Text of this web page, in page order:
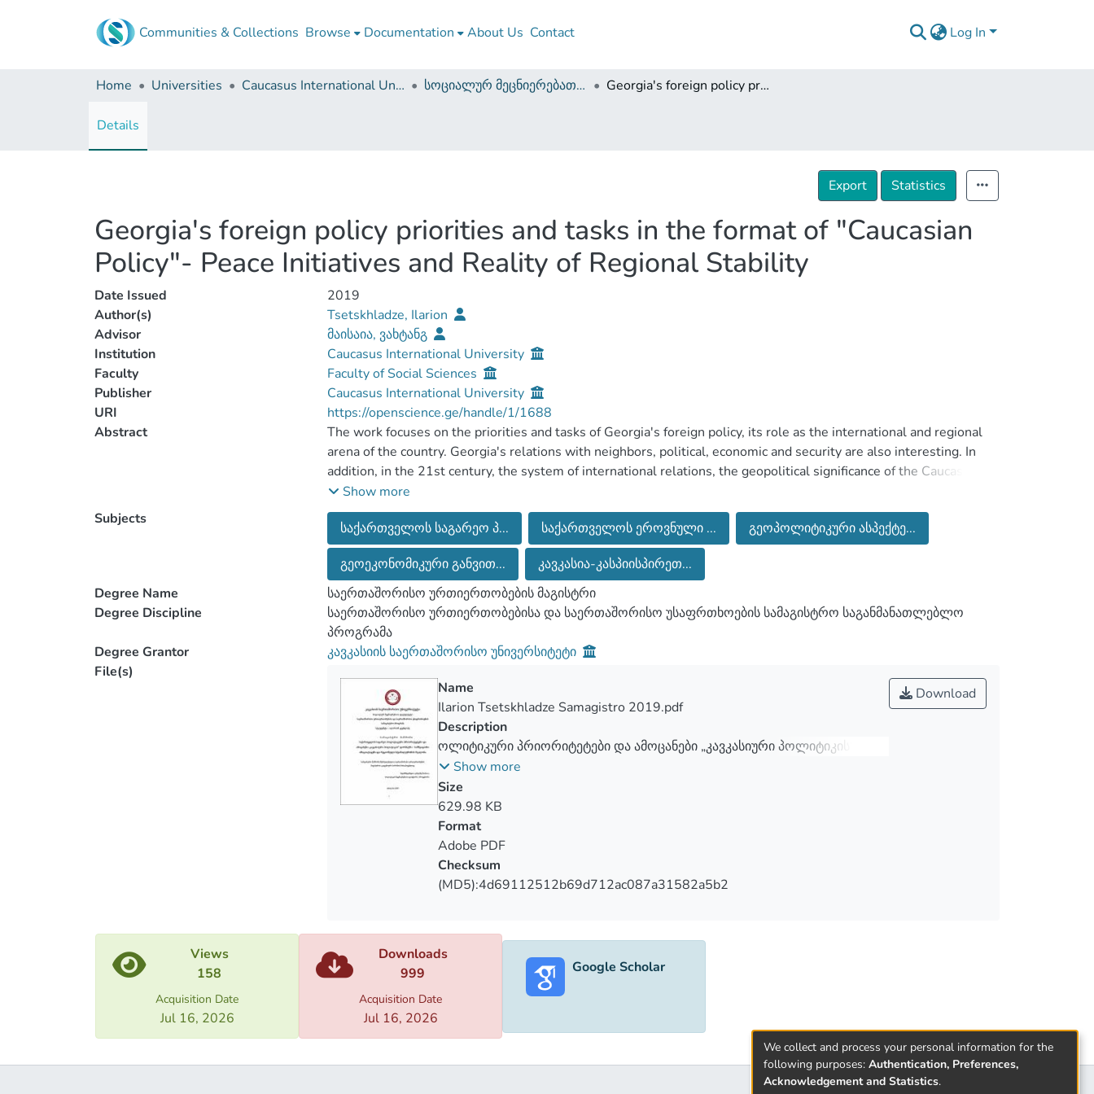
Communities & Collections Browse Documentation About Us Contact Log In
Home Universities Caucasus International University სოციალურ მეცნიერებათა ფაკულტეტი (დისერტაციები, სამაგისტრო ნაშრომები) Georgia's foreign policy priorities and tasks in the format of "Caucasian Policy"- Peace Initiatives and Reality of Regional Stability
Details
Export Statistics
Georgia's foreign policy priorities and tasks in the format of "Caucasian
Policy"- Peace Initiatives and Reality of Regional Stability
Date Issued
2019
Author(s)
Tsetskhladze, Ilarion
Advisor
მაისაია, ვახტანგ
Institution
Caucasus International University
Faculty
Faculty of Social Sciences
Publisher
Caucasus International University
URI
https://openscience.ge/handle/1/1688
Abstract
The work focuses on the priorities and tasks of Georgia's foreign policy, its role as the international and regional
arena of the country. Georgia's relations with neighbors, political, economic and security are also interesting. In
addition, in the 21st century, the system of international relations, the geopolitical significance of the Caucasus
region, which is determined by geopolitical and geo-economic factors, gradually coincides. Since 1991, when the
bipolar world has disappeared, the complex, political processes in the Caucasus have contributed to the
vulnerability of international security. That is why the question has been raised about the need for stability in the
region. The Georgian authorities have proposed how many peace initiatives that will contribute to the peaceful,
coexistence and conditions in the region.
Show more
Subjects
საქართველოს საგარეო პ... საქართველოს ეროვნული ...
გეოპოლიტიკური ასპექტე...
გეოეკონომიკური განვით...
კავკასია-კასპიისპირეთ...
Degree Name
საერთაშორისო ურთიერთობების მაგისტრი
Degree Discipline
საერთაშორისო ურთიერთობებისა და საერთაშორისო უსაფრთხოების სამაგისტრო საგანმანათლებლო
პროგრამა
Degree Grantor
კავკასიის საერთაშორისო უნივერსიტეტი
File(s)
Download
Name
Ilarion Tsetskhladze Samagistro 2019.pdf
Description
ოლიტიკური პრიორიტეტები და ამოცანები „კავკასიური პოლიტიკის“
ფორმატში - სამშვიდობო ინიციატივები და რეგიონული სტაბილურობის
რეალობა
Show more
Size
629.98 KB
Format
Adobe PDF
Checksum
(MD5):4d69112512b69d712ac087a31582a5b2
Views
158
Acquisition Date
Jul 16, 2026
Downloads
999
Acquisition Date
Jul 16, 2026
Google Scholar
We collect and process your personal information for the
following purposes: Authentication, Preferences,
Acknowledgement and Statistics.